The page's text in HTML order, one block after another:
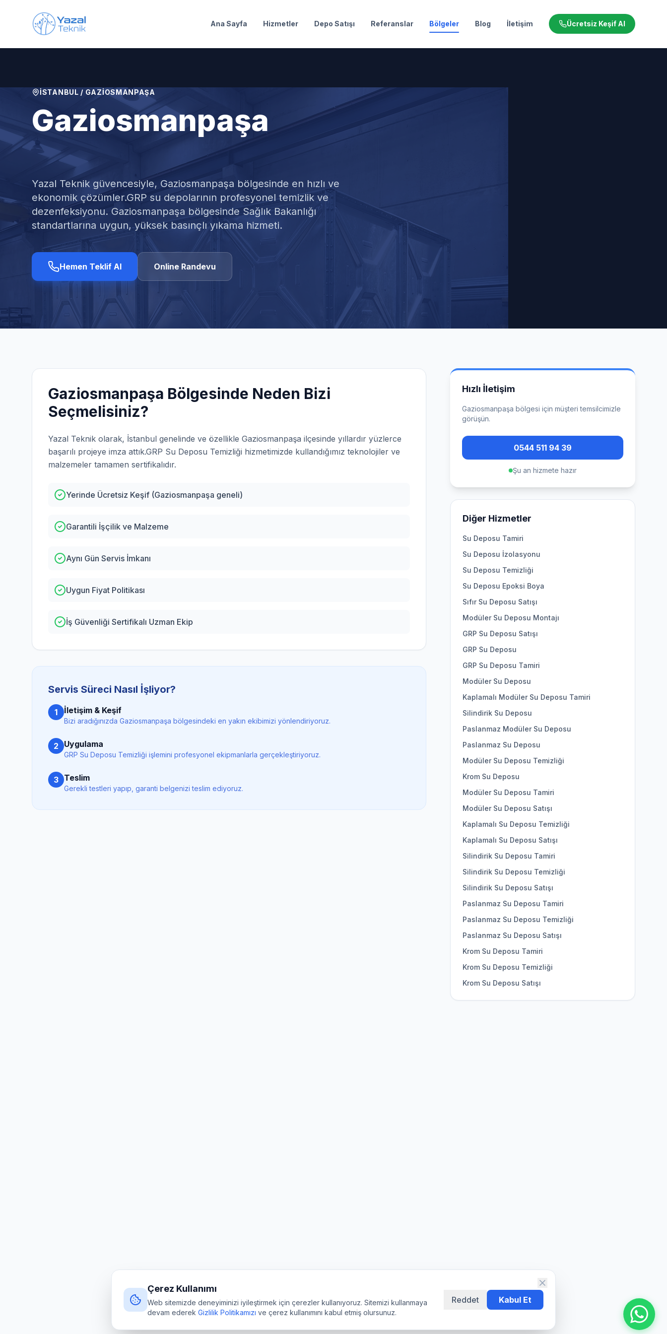
Ana Sayfa Hizmetler Depo Satışı Referanslar Bölgeler Blog İletişim Ücretsiz Keşif Al
İSTANBUL / GAZIOSMANPAŞA
Gaziosmanpaşa
GRP Su Deposu Temizliği
Yazal Teknik güvencesiyle, Gaziosmanpaşa bölgesinde en hızlı ve
ekonomik çözümler.GRP su depolarının profesyonel temizlik ve
dezenfeksiyonu. Gaziosmanpaşa bölgesinde Sağlık Bakanlığı
standartlarına uygun, yüksek basınçlı yıkama hizmeti.
Hemen Teklif Al Online Randevu
Gaziosmanpaşa Bölgesinde Neden Bizi
Seçmelisiniz?
Yazal Teknik olarak, İstanbul genelinde ve özellikle Gaziosmanpaşa ilçesinde yıllardır yüzlerce
başarılı projeye imza attık.GRP Su Deposu Temizliği hizmetimizde kullandığımız teknolojiler ve
malzemeler tamamen sertifikalıdır.
Yerinde Ücretsiz Keşif (Gaziosmanpaşa geneli)
Garantili İşçilik ve Malzeme
Aynı Gün Servis İmkanı
Uygun Fiyat Politikası
İş Güvenliği Sertifikalı Uzman Ekip
Servis Süreci Nasıl İşliyor?
1 İletişim & Keşif
Bizi aradığınızda Gaziosmanpaşa bölgesindeki en yakın ekibimizi yönlendiriyoruz.
2 Uygulama
GRP Su Deposu Temizliği işlemini profesyonel ekipmanlarla gerçekleştiriyoruz.
3 Teslim
Gerekli testleri yapıp, garanti belgenizi teslim ediyoruz.
Hızlı İletişim
Gaziosmanpaşa bölgesi için müşteri temsilcimizle
görüşün.
0544 511 94 39
Şu an hizmete hazır
Diğer Hizmetler
Su Deposu Tamiri
Su Deposu İzolasyonu
Su Deposu Temizliği
Su Deposu Epoksi Boya
Sıfır Su Deposu Satışı
Modüler Su Deposu Montajı
GRP Su Deposu Satışı
GRP Su Deposu
GRP Su Deposu Tamiri
Modüler Su Deposu
Kaplamalı Modüler Su Deposu Tamiri
Silindirik Su Deposu
Paslanmaz Modüler Su Deposu
Paslanmaz Su Deposu
Modüler Su Deposu Temizliği
Krom Su Deposu
Modüler Su Deposu Tamiri
Modüler Su Deposu Satışı
Kaplamalı Su Deposu Temizliği
Kaplamalı Su Deposu Satışı
Silindirik Su Deposu Tamiri
Silindirik Su Deposu Temizliği
Silindirik Su Deposu Satışı
Paslanmaz Su Deposu Tamiri
Paslanmaz Su Deposu Temizliği
Paslanmaz Su Deposu Satışı
Krom Su Deposu Tamiri
Krom Su Deposu Temizliği
Krom Su Deposu Satışı
Çerez Kullanımı
Web sitemizde deneyiminizi iyileştirmek için çerezler kullanıyoruz. Sitemizi kullanmaya
devam ederek Gizlilik Politikamızı ve çerez kullanımını kabul etmiş olursunuz.
Reddet Kabul Et